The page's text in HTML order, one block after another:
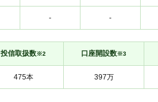
- -
投信取扱数※2 口座開設数※3